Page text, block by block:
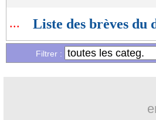
... Liste des brèves du
Filtrer :